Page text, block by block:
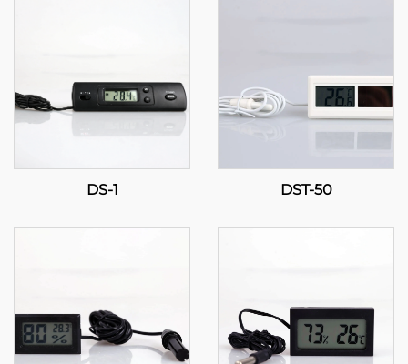
DS-1 DST-50